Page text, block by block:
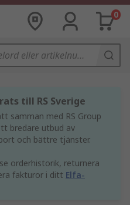
0
till RS Sverige
samman med RS Group
bredare utbud av
och bättre tjänster.
orderhistorik, returnera
fakturor i ditt Elfa-